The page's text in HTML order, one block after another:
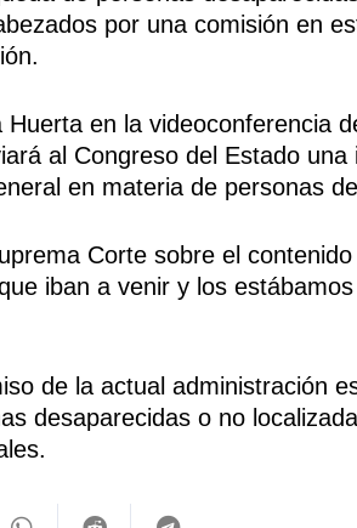
por una comisión en
en la videoconferencia
al Congreso del Estado una
en materia de personas
Corte sobre el
iban a venir y los estábamos
de la actual administración
desaparecidas o no